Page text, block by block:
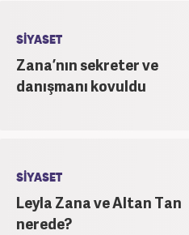
SİYASET
Zana’nın sekreter ve
danışmanı kovuldu
SİYASET
Leyla Zana ve Altan Tan
nerede?